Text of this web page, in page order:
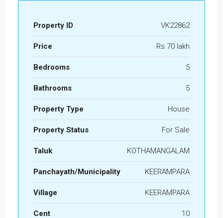
Property ID VK22862
Price Rs.70 lakh
Bedrooms 5
Bathrooms 5
Property Type House
Property Status For Sale
Taluk KOTHAMANGALAM
Panchayath/Municipality KEERAMPARA
Village KEERAMPARA
Cent 10